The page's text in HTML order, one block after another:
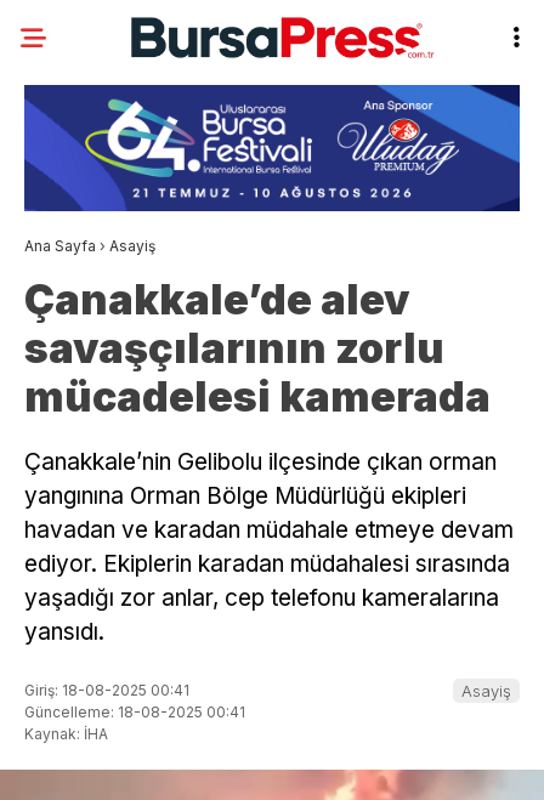
Ana Sayfa › Asayiş
Çanakkale’de alev
savaşçılarının zorlu
mücadelesi kamerada
Çanakkale’nin Gelibolu ilçesinde çıkan orman
yangınına Orman Bölge Müdürlüğü ekipleri
havadan ve karadan müdahale etmeye devam
ediyor. Ekiplerin karadan müdahalesi sırasında
yaşadığı zor anlar, cep telefonu kameralarına
yansıdı.
Giriş: 18-08-2025 00:41
Güncelleme: 18-08-2025 00:41
Kaynak: İHA
Asayiş